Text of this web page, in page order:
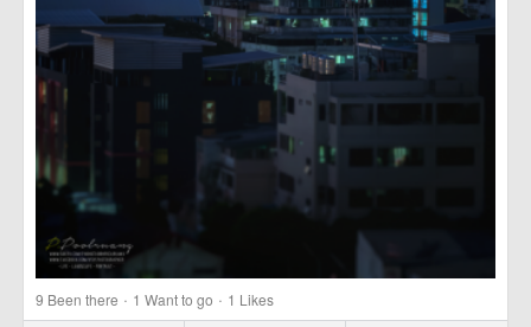
9 Been there · 1 Want to go · 1 Likes